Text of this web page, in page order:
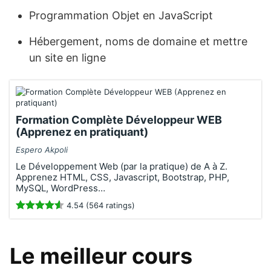
Programmation Objet en JavaScript
Hébergement, noms de domaine et mettre
un site en ligne
Formation Complète Développeur WEB
(Apprenez en pratiquant)
Espero Akpoli
Le Développement Web (par la pratique) de A à Z.
Apprenez HTML, CSS, Javascript, Bootstrap, PHP,
MySQL, WordPress…
4.54 (564 ratings)
Le meilleur cours